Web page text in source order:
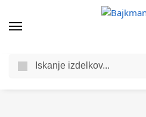
/ Trgovina / Komponente za